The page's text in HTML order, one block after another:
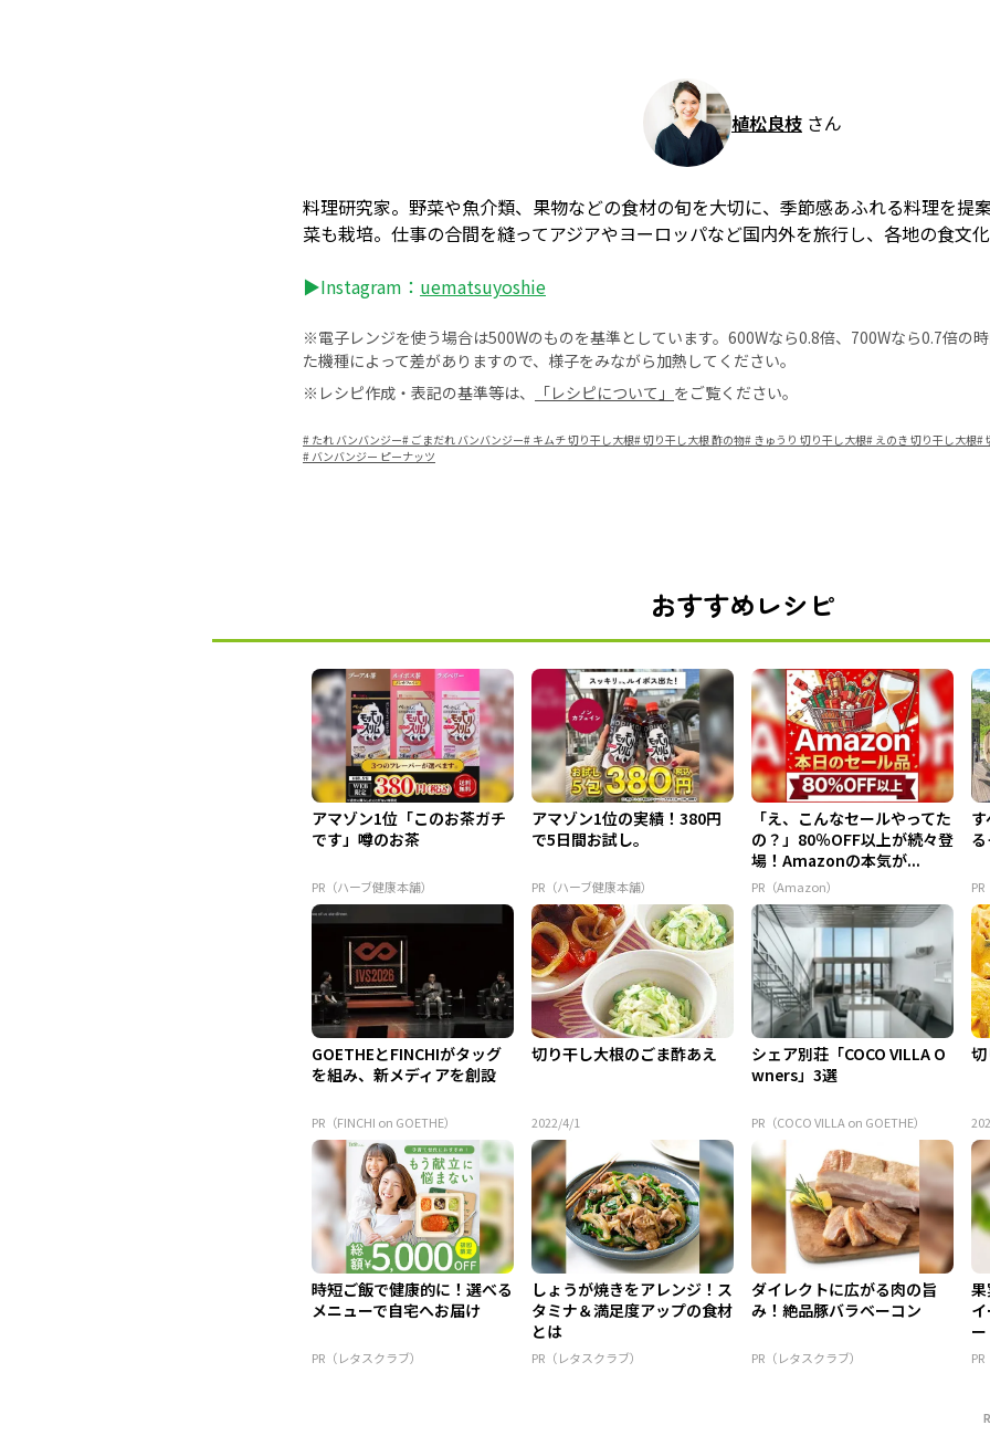
植松良枝 さん
料理研究家。野菜や魚介類、果物などの食材の旬を大切に、季節感あふれる料理を提
菜も栽培。仕事の合間を縫ってアジアやヨーロッパなど国内外を旅行し、各地の食文化
▶Instagram： uematsuyoshie
※電子レンジを使う場合は500Wのものを基準としています。600Wなら0.8倍、700Wなら0.7倍の
た機種によって差がありますので、様子をみながら加熱してください。
※レシピ作成・表記の基準等は、
「レシピについて」 をご覧ください。
# たれ バンバンジー# ごまだれ バンバンジー# キムチ 切り干し大根#切り干し大根 酢の物# きゅうり 切り干し大根# えのき 切り干し大根#
# バンバンジー ピーナッツ
おすすめレシピ
アマゾン1位「このお茶ガチ
です」噂のお茶
PR（ハーブ健康本舗）
アマゾン1位の実績！380円
で5日間お試し。
PR（ハーブ健康本舗）
「え、こんなセールやってた
の？」80％OFF以上が続々登
場！Amazonの本気が...
PR（Amazon）
GOETHEとFINCHIがタッグ
を組み、新メディアを創設
PR（FINCHI on GOETHE）
切り干し大根のごま酢あえ
2022/4/1
シェア別荘「COCO VILLA O
wners」3選
PR（COCO VILLA on GOETHE）
時短ご飯で健康的に！選べる
メニューで自宅へお届け
PR（レタスクラブ）
しょうが焼きをアレンジ！ス
タミナ＆満足度アップの食材
とは
PR（レタスクラブ）
ダイレクトに広がる肉の旨
み！絶品豚バラベーコン
PR（レタスクラブ）
ー
PR